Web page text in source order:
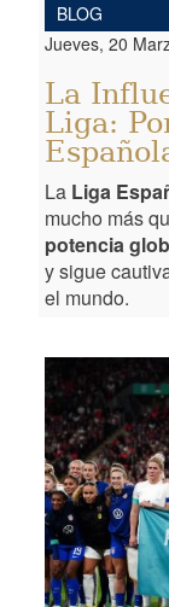
BLOG
Jueves, 20
La
Liga:
La Liga
mucho más
potencia
y sigue
el mundo.